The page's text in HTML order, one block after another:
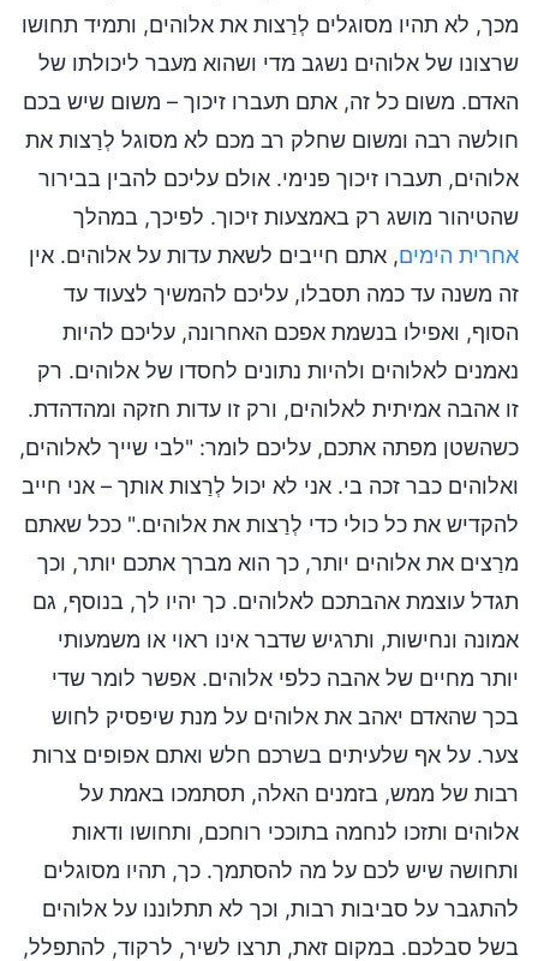
מכך, לא תהיו מסוגלים לְרַצות את אלוהים, ותמיד תחושו
שרצונו של אלוהים נשגב מדי ושהוא מעבר ליכולתו של
האדם. משום כל זה, אתם תעברו זיכוך – משום שיש בכם
חולשה רבה ומשום שחלק רב מכם לא מסוגל לְרַצות את
אלוהים, תעברו זיכוך פנימי. אולם עליכם להבין בבירור
שהטיהור מושג רק באמצעות זיכוך. לפיכך, במהלך
אחרית הימים, אתם חייבים לשאת עדות על אלוהים. אין
זה משנה עד כמה תסבלו, עליכם להמשיך לצעוד עד
הסוף, ואפילו בנשמת אפכם האחרונה, עליכם להיות
נאמנים לאלוהים ולהיות נתונים לחסדו של אלוהים. רק
זו אהבה אמיתית לאלוהים, ורק זו עדות חזקה ומהדהדת.
כשהשטן מפתה אתכם, עליכם לומר: "לבי שייך לאלוהים,
ואלוהים כבר זכה בי. אני לא יכול לְרַצות אותך – אני חייב
להקדיש את כל כולי כדי לְרַצות את אלוהים." ככל שאתם
מרַצים את אלוהים יותר, כך הוא מברך אתכם יותר, וכך
תגדל עוצמת אהבתכם לאלוהים. כך יהיו לך, בנוסף, גם
אמונה ונחישות, ותרגיש שדבר אינו ראוי או משמעותי
יותר מחיים של אהבה כלפי אלוהים. אפשר לומר שדי
בכך שהאדם יאהב את אלוהים על מנת שיפסיק לחוש
צער. על אף שלעיתים בשרכם חלש ואתם אפופים צרות
רבות של ממש, בזמנים האלה, תסתמכו באמת על
אלוהים ותזכו לנחמה בתוככי רוחכם, ותחושו ודאות
ותחושה שיש לכם על מה להסתמך. כך, תהיו מסוגלים
להתגבר על סביבות רבות, וכך לא תתלוננו על אלוהים
בשל סבלכם. במקום זאת, תרצו לשיר, לרקוד, להתפלל,